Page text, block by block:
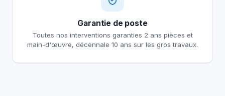
Garantie de poste
Toutes nos interventions garanties 2 ans pièces et
main-d'œuvre, décennale 10 ans sur les gros travaux.